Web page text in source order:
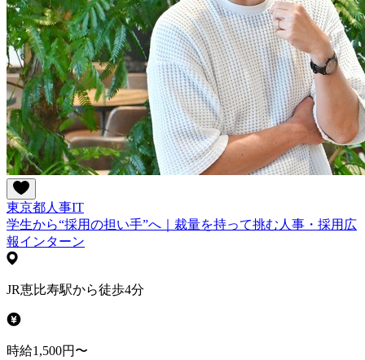
東京都人事IT
学生から“採用の担い手”へ｜裁量を持って挑む人事・採用広
報インターン
JR恵比寿駅から徒歩4分
時給1,500円〜